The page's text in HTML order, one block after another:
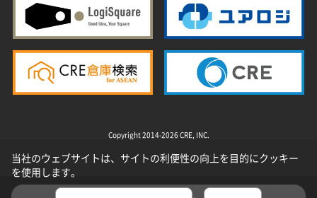
Copyright 2014-2026 CRE, INC.
当社のウェブサイトは、サイトの利便性の向上を目的にクッキー
を使用します。